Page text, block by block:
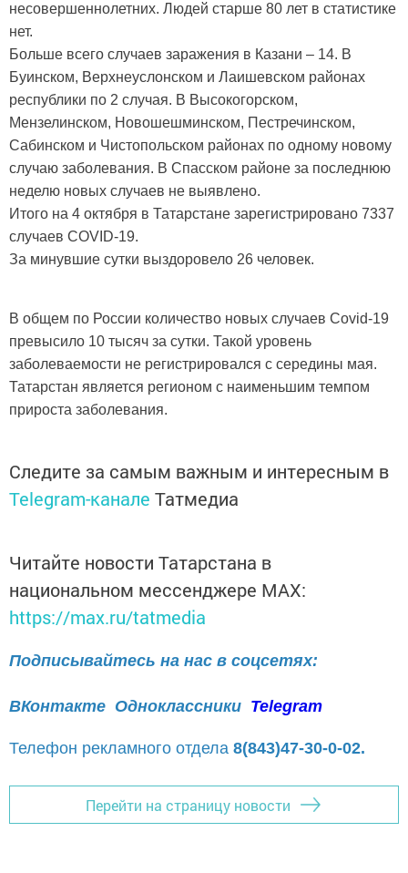
несовершеннолетних. Людей старше 80 лет в статистике
нет.
Больше всего случаев заражения в Казани – 14. В
Буинском, Верхнеуслонском и Лаишевском районах
республики по 2 случая. В Высокогорском,
Мензелинском, Новошешминском, Пестречинском,
Сабинском и Чистопольском районах по одному новому
случаю заболевания. В Спасском районе за последнюю
неделю новых случаев не выявлено.
Итого на 4 октября в Татарстане зарегистрировано 7337
случаев COVID-19.
За минувшие сутки выздоровело 26 человек.
В общем по России количество новых случаев Covid-19
превысило 10 тысяч за сутки. Такой уровень
заболеваемости не регистрировался с середины мая.
Татарстан является регионом с наименьшим темпом
прироста заболевания.
Следите за самым важным и интересным в
Telegram-канале Татмедиа
Читайте новости Татарстана в
национальном мессенджере MАХ:
https://max.ru/tatmedia
Подписывайтесь на нас в соцсетях:
ВКонтакте Одноклассники Telegram
Телефон рекламного отдела 8(843)47-30-0-02.
Перейти на страницу новости